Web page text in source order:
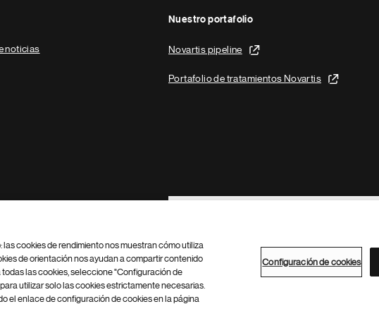
noticias
Nuestro portafolio
Novartis pipeline
Portafolio de tratamientos Novartis
Footer Site Search
Configuración de cookies Mapa del sitio
cookies de rendimiento nos muestran cómo utiliza
de orientación nos ayudan a compartir contenido
las cookies, seleccione "Configuración de
utilizar solo las cookies estrictamente necesarias.
el enlace de configuración de cookies en la página
Configuración de cookies